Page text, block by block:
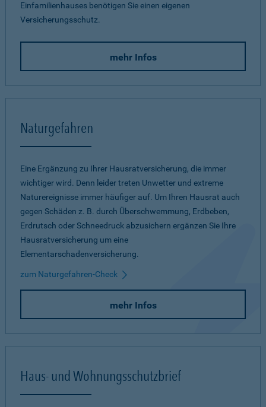
Einfamilienhauses benötigen Sie einen eigenen
Versicherungsschutz.
mehr Infos
Naturgefahren
Eine Ergänzung zu Ihrer Hausratversicherung, die immer
wichtiger wird. Denn leider treten Unwetter und extreme
Naturereignisse immer häufiger auf. Um Ihren Hausrat auch
gegen Schäden z. B. durch Überschwemmung, Erdbeben,
Erdrutsch oder Schneedruck abzusichern ergänzen Sie Ihre
Hausratversicherung um eine
Elementarschadenversicherung.
zum Naturgefahren-Check
mehr Infos
Haus- und Wohnungsschutzbrief